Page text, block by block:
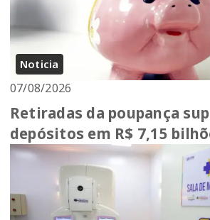
Noticia
07/08/2026
Retiradas da poupança
depósitos em R$ 7,15